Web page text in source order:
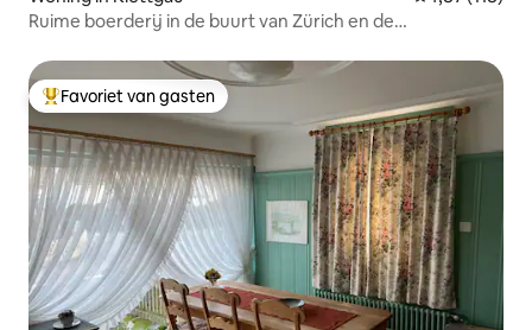
Ruime boerderij in de buurt van Zürich en de
Topfavoriet van gasten
Favoriet van gasten